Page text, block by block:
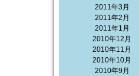
2011年3月
2011年2月
2011年1月
2010年12月
2010年11月
2010年10月
2010年9月